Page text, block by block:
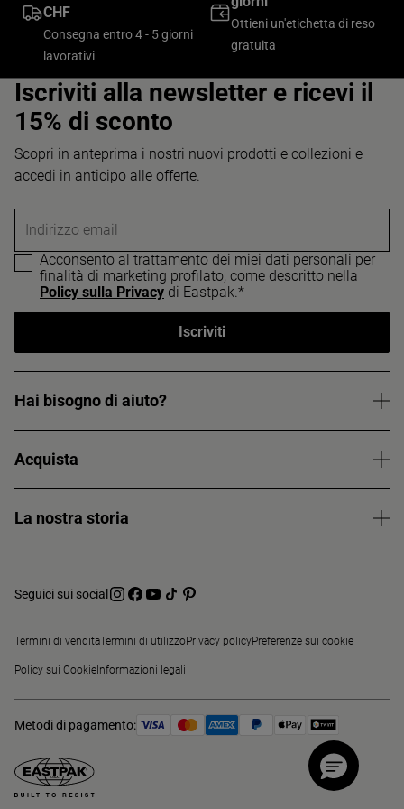
CHF
Consegna entro 4 - 5 giorni
lavorativi
Ottieni un'etichetta di reso
gratuita
Iscriviti alla newsletter e ricevi il
15% di sconto
Scopri in anteprima i nostri nuovi prodotti e collezioni e
accedi in anticipo alle offerte.
Indirizzo email
Acconsento al trattamento dei miei dati personali per
finalità di marketing profilato, come descritto nella
Policy sulla Privacy di Eastpak.*
Iscriviti
Hai bisogno di aiuto?
Acquista
La nostra storia
Seguici sui social
Termini di venditaTermini di utilizzoPrivacy policyPreferenze sui cookie
Policy sui CookieInformazioni legali
Metodi di pagamento: